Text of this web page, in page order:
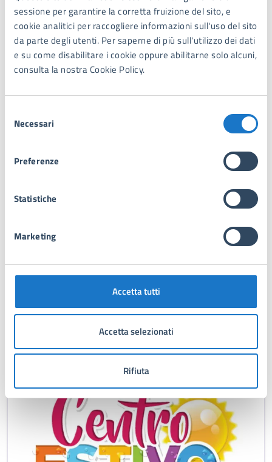
sessione per garantire la corretta fruizione del sito, e
cookie analitici per raccogliere informazioni sull'uso del sito
da parte degli utenti. Per saperne di più sull'utilizzo dei dati
e su come disabilitare i cookie oppure abilitarne solo alcuni,
consulta la nostra Cookie Policy.
delNecessari
Preferenze
Statistiche
Marketing
Accetta tutti
Accetta selezionati
Rifiuta
dal Fortino Leopoldo I.
AREA
1° Settore Finanziario Commercio Personale e
Demanio
Servizi
Richiesta di Patrocinio
Richiesta di Patrocinio